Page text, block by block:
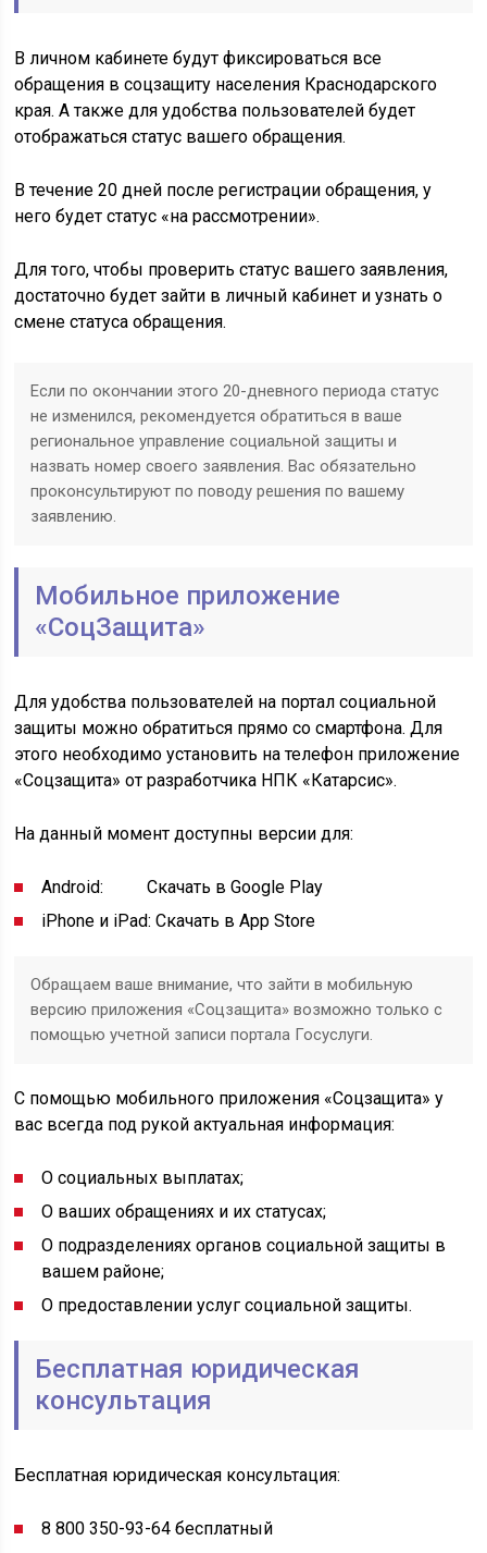
В личном кабинете будут фиксироваться все
обращения в соцзащиту населения Краснодарского
края. А также для удобства пользователей будет
отображаться статус вашего обращения.
В течение 20 дней после регистрации обращения, у
него будет статус «на рассмотрении».
Для того, чтобы проверить статус вашего заявления,
достаточно будет зайти в личный кабинет и узнать о
смене статуса обращения.
Если по окончании этого 20-дневного периода статус
не изменился, рекомендуется обратиться в ваше
региональное управление социальной защиты и
назвать номер своего заявления. Вас обязательно
проконсультируют по поводу решения по вашему
заявлению.
Мобильное приложение
«СоцЗащита»
Для удобства пользователей на портал социальной
защиты можно обратиться прямо со смартфона. Для
этого необходимо установить на телефон приложение
«Соцзащита» от разработчика НПК «Катарсис».
На данный момент доступны версии для:
Android: Скачать в Google Play
iPhone и iPad: Скачать в App Store
Обращаем ваше внимание, что зайти в мобильную
версию приложения «Соцзащита» возможно только с
помощью учетной записи портала Госуслуги.
С помощью мобильного приложения «Соцзащита» у
вас всегда под рукой актуальная информация:
О социальных выплатах;
О ваших обращениях и их статусах;
О подразделениях органов социальной защиты в
вашем районе;
О предоставлении услуг социальной защиты.
Бесплатная юридическая
консультация
Бесплатная юридическая консультация:
8 800 350-93-64 бесплатный